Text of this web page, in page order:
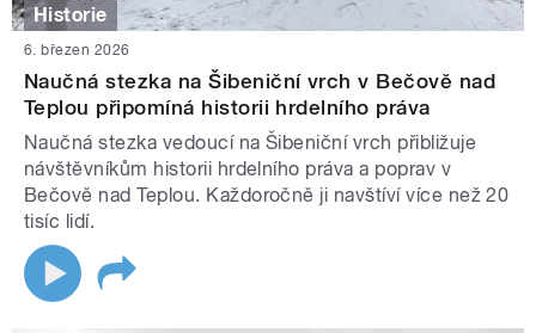
Historie
6. březen 2026
Naučná stezka na Šibeniční vrch v Bečově nad
Teplou připomíná historii hrdelního práva
Naučná stezka vedoucí na Šibeniční vrch přibližuje
návštěvníkům historii hrdelního práva a poprav v
Bečově nad Teplou. Každoročně ji navštíví více než 20
tisíc lidí.